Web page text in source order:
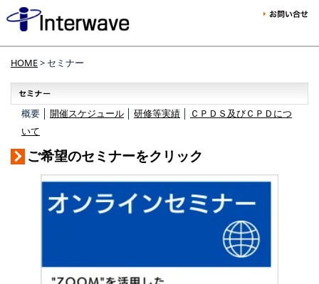
HOME> セミナー
概要 │ 開催スケジュール 研修等実績
ＣＰＤＳ及びＣＰＤにつ
いて
ご希望のセミナーをクリック